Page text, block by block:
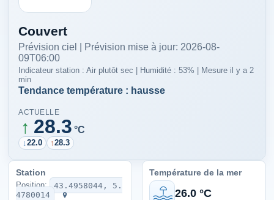
Couvert
Prévision ciel | Prévision mise à jour: 2026-08-
09T06:00
Indicateur station : Air plutôt sec | Humidité : 53% | Mesure il y a 2
min
Tendance température : hausse
ACTUELLE
↑ 28.3 °C
↓22.0 ↑28.3
Station
Position: 43.4958044, 5.
4780014
Température de la mer
26.0 °C